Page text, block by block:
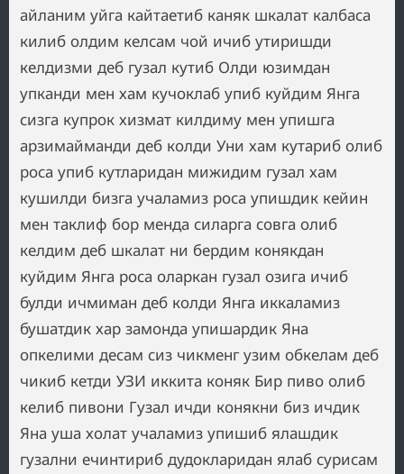
айланим уйга кайтаетиб каняк шкалат калбаса
килиб олдим келсам чой ичиб утиришди
келдизми деб гузал кутиб Олди юзимдан
упканди мен хам кучоклаб упиб куйдим Янга
сизга купрок хизмат килдиму мен упишга
арзимайманди деб колди Уни хам кутариб олиб
роса упиб кутларидан мижидим гузал хам
кушилди бизга учаламиз роса упишдик кейин
мен таклиф бор менда силарга совга олиб
келдим деб шкалат ни бердим конякдан
куйдим Янга роса оларкан гузал озига ичиб
булди ичмиман деб колди Янга иккаламиз
бушатдик хар замонда упишардик Яна
опкелими десам сиз чикменг узим обкелам деб
чикиб кетди УЗИ иккита коняк Бир пиво олиб
келиб пивони Гузал ичди конякни биз ичдик
Яна уша холат учаламиз упишиб ялашдик
гузални ечинтириб дудокларидан ялаб сурисам